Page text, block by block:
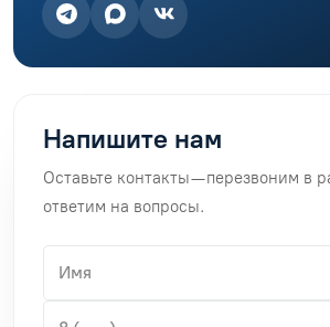
Напишите нам
Оставьте контакты — перезвоним в
ответим на вопросы.